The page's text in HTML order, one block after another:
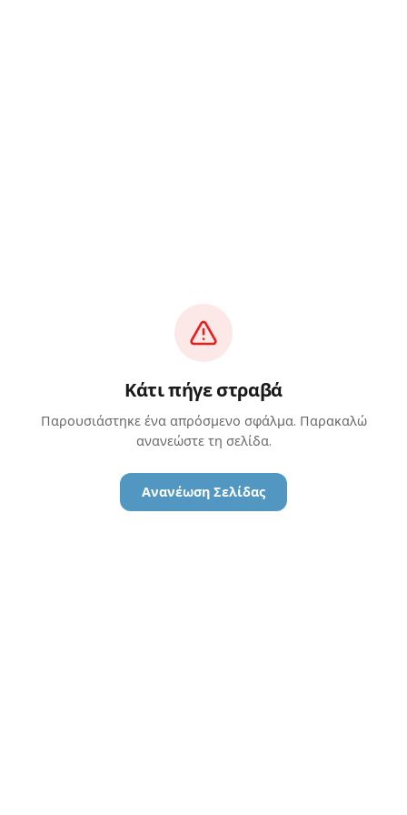
Κάτι πήγε στραβά
Παρουσιάστηκε ένα απρόσμενο σφάλμα. Παρακαλώ
ανανεώστε τη σελίδα.
Ανανέωση Σελίδας